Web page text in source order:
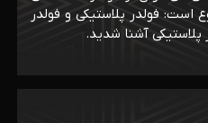
است: فولدر پلاستیکی و فولدر
آشنا شدید.